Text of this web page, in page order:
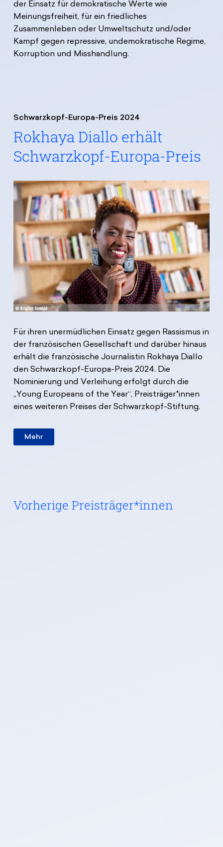
der Einsatz für demokratische Werte wie
Meinungsfreiheit, für ein friedliches
Zusammenleben oder Umweltschutz und/oder
Kampf gegen repressive, undemokratische Regime,
Korruption und Misshandlung.
Schwarzkopf-Europa-Preis 2024
Rokhaya Diallo erhält
Schwarzkopf-Europa-Preis
Für ihren unermüdlichen Einsatz gegen Rassismus in
der französischen Gesellschaft und darüber hinaus
erhält die französische Journalistin Rokhaya Diallo
den Schwarzkopf-Europa-Preis 2024. Die
Nominierung und Verleihung erfolgt durch die
„Young Europeans of the Year“, Preisträger*innen
eines weiteren Preises der Schwarzkopf-Stiftung.
Mehr
Vorherige Preisträger*innen